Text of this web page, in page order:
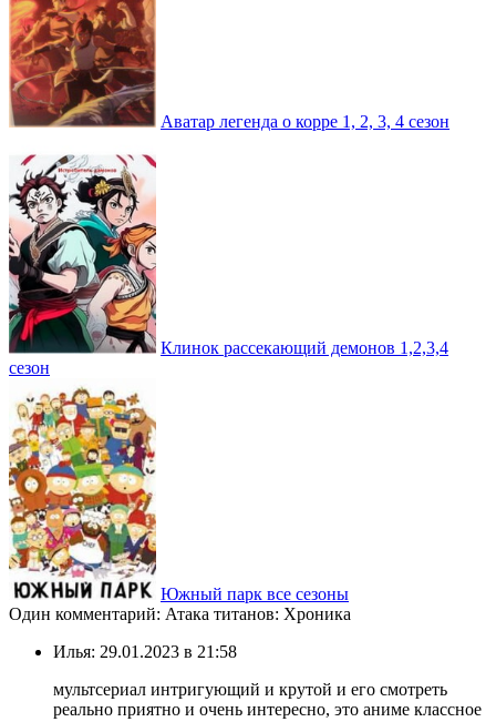
Аватар легенда о корре 1, 2, 3, 4 сезон
Клинок рассекающий демонов 1,2,3,4
сезон
Южный парк все сезоны
Один комментарий: Атака титанов: Хроника
Илья: 29.01.2023 в 21:58
мультсериал интригующий и крутой и его смотреть
реально приятно и очень интересно, это аниме классное